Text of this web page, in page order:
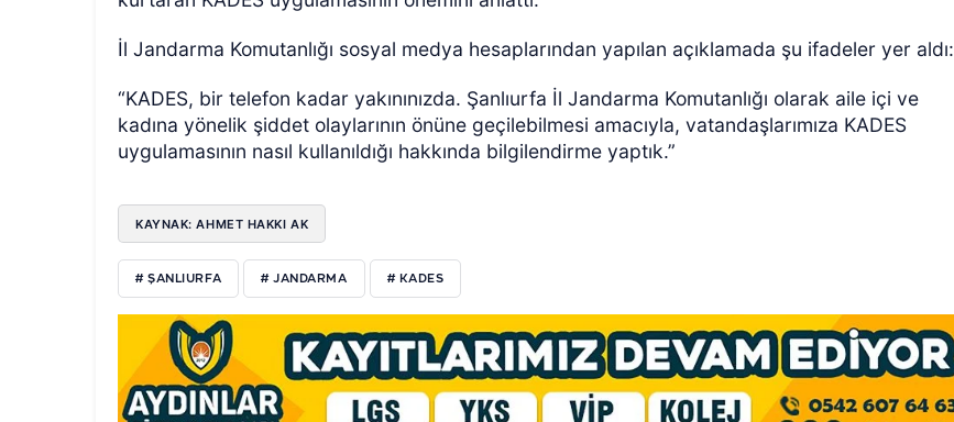
İl Jandarma Komutanlığı sosyal medya hesaplarından yapılan açıklamada şu ifadeler yer aldı:
“KADES, bir telefon kadar yakınınızda. Şanlıurfa İl Jandarma Komutanlığı olarak aile içi ve
kadına yönelik şiddet olaylarının önüne geçilebilmesi amacıyla, vatandaşlarımıza KADES
uygulamasının nasıl kullanıldığı hakkında bilgilendirme yaptık.”
KAYNAK: AHMET HAKKI AK
# ŞANLIURFA # JANDARMA # KADES